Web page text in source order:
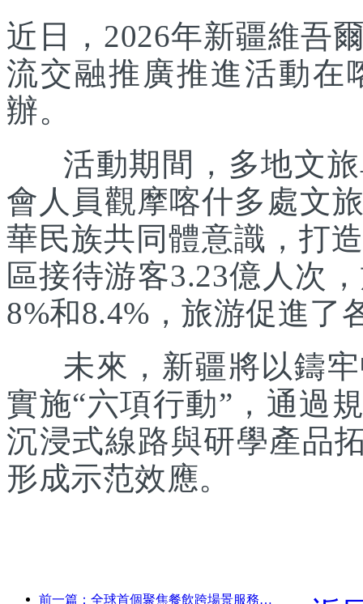
近日，2026年新疆維吾
流交融推廣推進活動在
辦。
活動期間，多地文旅
會人員觀摩喀什多處文
華民族共同體意識，打
區接待游客3.23億人次
8%和8.4%，旅游促進了
未來，新疆將以鑄牢
實施“六項行動”，通過
沉浸式線路與研學產品
形成示范效應。
前一篇：全球首個聚焦餐飲跨場景服務的人形機器人發布